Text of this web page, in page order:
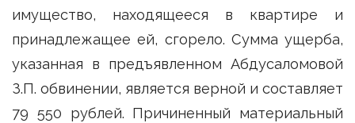
имущество, находящееся в квартире и
принадлежащее ей, сгорело. Сумма ущерба,
указанная в предъявленном Абдусаломовой
З.П. обвинении, является верной и составляет
79 550 рублей. Причиненный материальный